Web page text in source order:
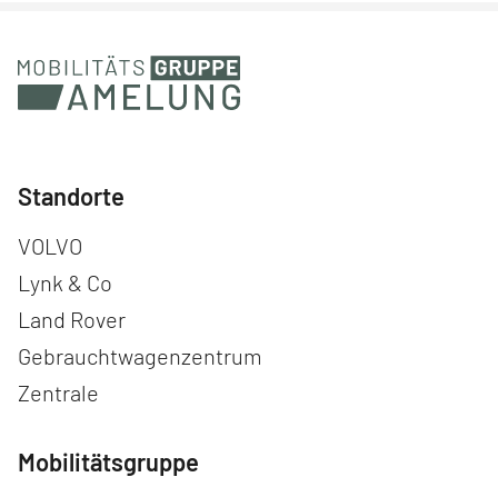
Standorte
Navigation überspringen
VOLVO
Lynk & Co
Land Rover
Gebrauchtwagenzentrum
Zentrale
Mobilitätsgruppe